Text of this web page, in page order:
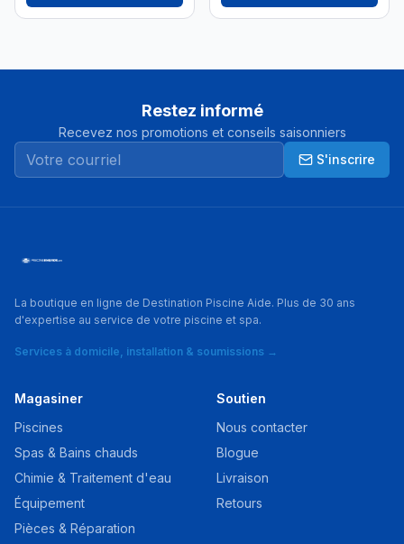
Restez informé
Recevez nos promotions et conseils saisonniers
S'inscrire
La boutique en ligne de Destination Piscine Aide. Plus de 30 ans
d'expertise au service de votre piscine et spa.
Services à domicile, installation & soumissions →
Magasiner
Piscines
Spas & Bains chauds
Chimie & Traitement d'eau
Équipement
Pièces & Réparation
Soutien
Nous contacter
Blogue
Livraison
Retours